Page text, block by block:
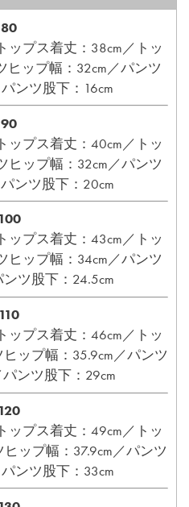
80
ップス着丈：38cm／トッ
ヒップ幅：32cm／パンツ
ンツ股下：16cm
90
ップス着丈：40cm／トッ
ヒップ幅：32cm／パンツ
ンツ股下：20cm
100
ップス着丈：43cm／トッ
ヒップ幅：34cm／パンツ
ツ股下：24.5cm
110
ップス着丈：46cm／トッ
ップ幅：35.9cm／パンツ
ンツ股下：29cm
120
ップス着丈：49cm／トッ
ップ幅：37.9cm／パンツ
ンツ股下：33cm